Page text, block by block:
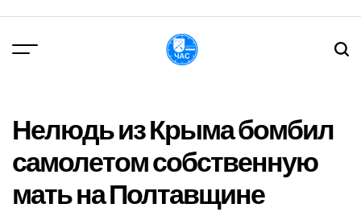
вмісту
Нелюдь из Крыма бомбил
самолетом собственную
мать на Полтавщине